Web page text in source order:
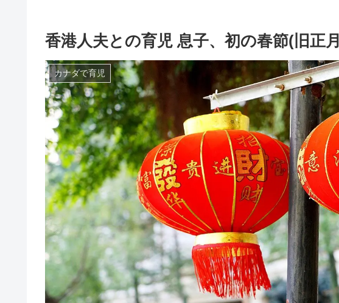
香港人夫との育児 息子、初の春節(旧正
カナダで育児